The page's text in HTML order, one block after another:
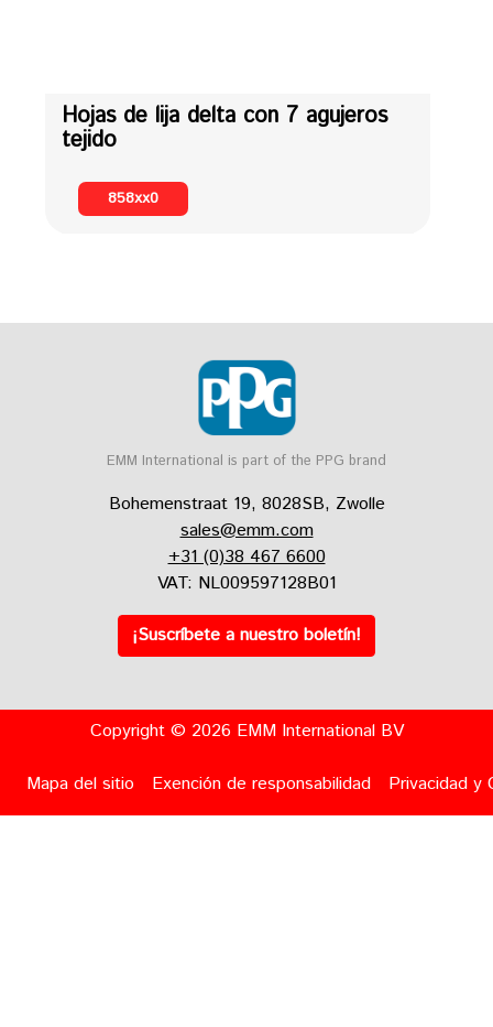
Hojas de lija delta con 7 agujeros
tejido
858xx0
EMM International is part of the PPG brand
Bohemenstraat 19, 8028SB, Zwolle
sales@emm.com
+31 (0)38 467 6600
VAT: NL009597128B01
¡Suscríbete a nuestro boletín!
Copyright © 2026 EMM International BV
Mapa del sitio Exención de responsabilidad Privacidad y